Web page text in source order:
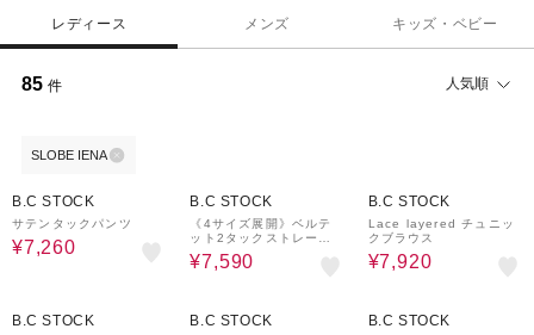
レディース メンズ キッズ・ベビー
85 件 人気順
SLOBE IENA
B.C STOCK
サテンタックパンツ
¥7,260
B.C STOCK
《4サイズ展開》ベルテ
ット2タックストレート
パンツ
¥7,590
B.C STOCK
Lace layered チュニッ
クブラウス
¥7,920
B.C STOCK B.C STOCK B.C STOCK